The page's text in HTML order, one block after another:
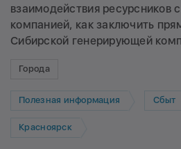
взаимодействия ресурсников
компанией, как заключить
Сибирской генерирующей
Города
Полезная информация Сбыт
Красноярск